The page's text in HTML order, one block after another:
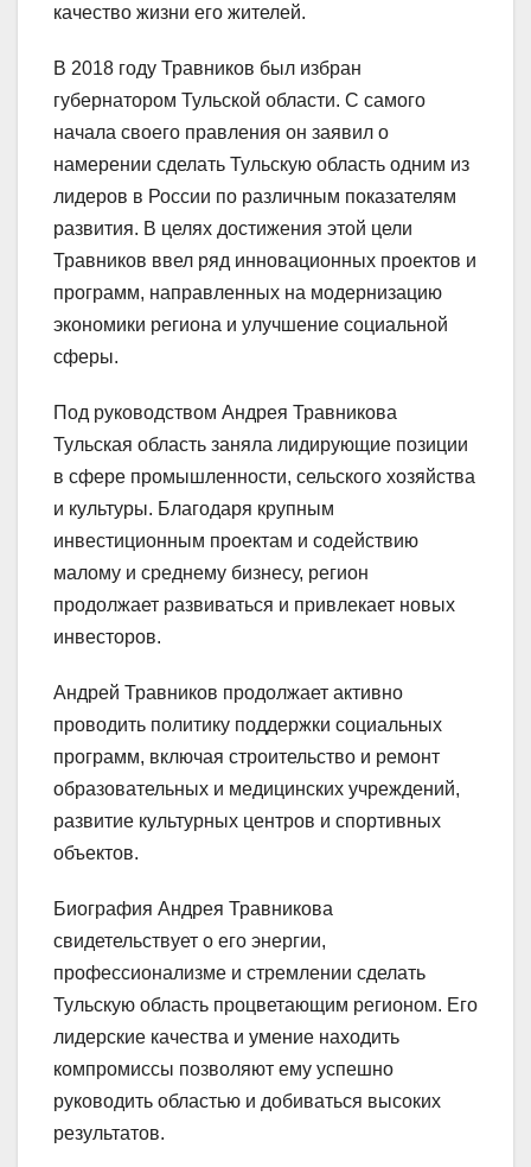
качество жизни его жителей.
В 2018 году Травников был избран
губернатором Тульской области. С самого
начала своего правления он заявил о
намерении сделать Тульскую область одним из
лидеров в России по различным показателям
развития. В целях достижения этой цели
Травников ввел ряд инновационных проектов и
программ, направленных на модернизацию
экономики региона и улучшение социальной
сферы.
Под руководством Андрея Травникова
Тульская область заняла лидирующие позиции
в сфере промышленности, сельского хозяйства
и культуры. Благодаря крупным
инвестиционным проектам и содействию
малому и среднему бизнесу, регион
продолжает развиваться и привлекает новых
инвесторов.
Андрей Травников продолжает активно
проводить политику поддержки социальных
программ, включая строительство и ремонт
образовательных и медицинских учреждений,
развитие культурных центров и спортивных
объектов.
Биография Андрея Травникова
свидетельствует о его энергии,
профессионализме и стремлении сделать
Тульскую область процветающим регионом. Его
лидерские качества и умение находить
компромиссы позволяют ему успешно
руководить областью и добиваться высоких
результатов.